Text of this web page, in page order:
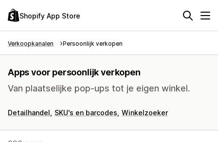
Shopify App Store
Verkoopkanalen Persoonlijk verkopen
Apps voor persoonlijk verkopen
Van plaatselijke pop-ups tot je eigen winkel.
Detailhandel SKU's en barcodes Winkelzoeker